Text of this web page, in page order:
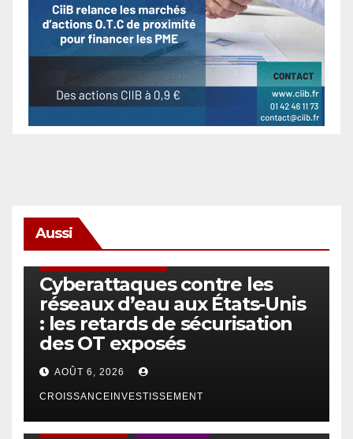
Aussi
Cyberattaques contre les
réseaux d’eau aux États-Unis
: les retards de sécurisation
des OT exposés
AOÛT 6, 2026
CROISSANCEINVESTISSEMENT